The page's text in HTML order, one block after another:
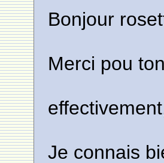
Bonjour
Merci pou
Je connais